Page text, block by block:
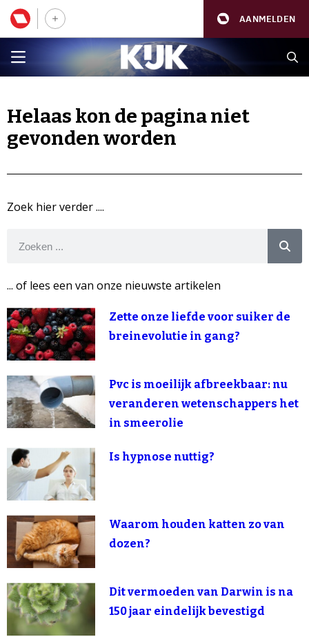
AANMELDEN
Helaas kon de pagina niet
gevonden worden
Zoek hier verder ....
... of lees een van onze nieuwste artikelen
Zette onze liefde voor suiker de
breinevolutie in gang?
Pvc is moeilijk afbreekbaar: nu
veranderen wetenschappers het
in smeerolie
Is hypnose nuttig?
Waarom houden katten zo van
dozen?
Dit vermoeden van Darwin is na
150 jaar eindelijk bevestigd